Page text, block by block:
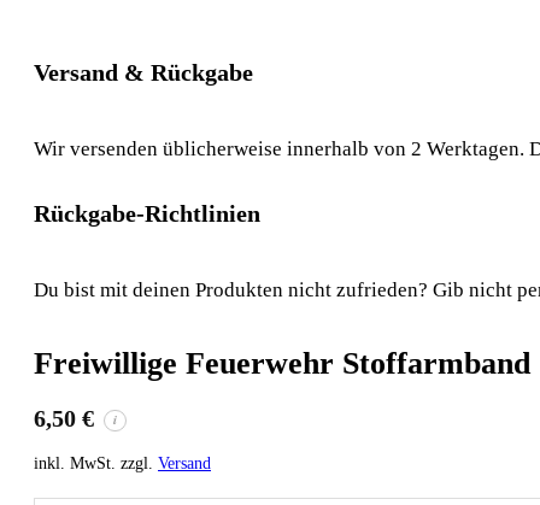
Versand & Rückgabe
Wir versenden üblicherweise innerhalb von 2 Werktagen.
Rückgabe-Richtlinien
Du bist mit deinen Produkten nicht zufrieden? Gib nicht
Freiwillige Feuerwehr Stoffarmband
6,50 € i
inkl. MwSt. zzgl. Versand